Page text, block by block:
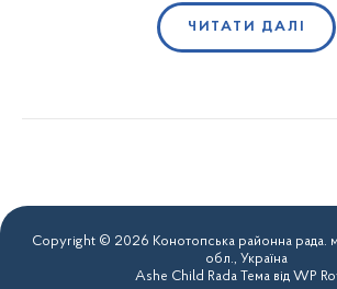
ЧИТАТИ ДАЛІ
Copyright © 2026 Конотопська районна рада.
обл., Україна
Ashe Child Rada Тема від WP